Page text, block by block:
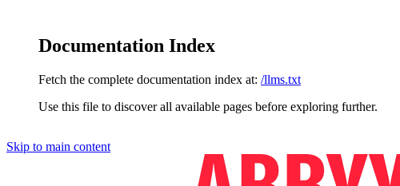
Documentation Index
Fetch the complete documentation index at: /llms.txt
Use this file to discover all available pages before exploring further.
Skip to main content